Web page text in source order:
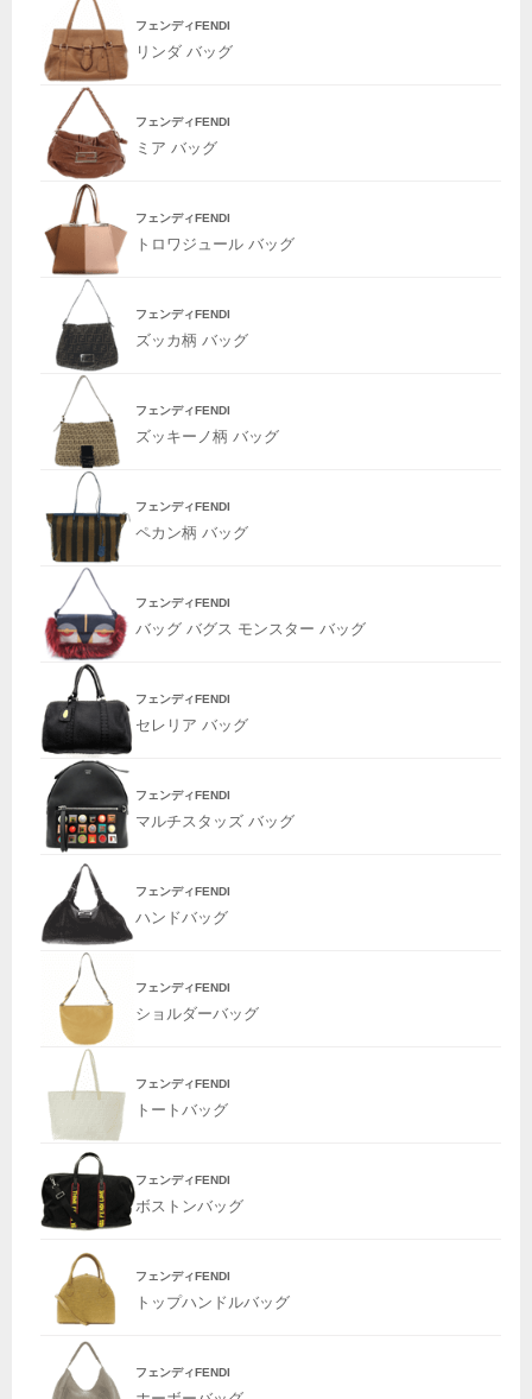
フェンディFENDI
リンダ バッグ
フェンディFENDI
ミア バッグ
フェンディFENDI
トロワジュール バッグ
フェンディFENDI
ズッカ柄 バッグ
フェンディFENDI
ズッキーノ柄 バッグ
フェンディFENDI
ペカン柄 バッグ
フェンディFENDI
バッグ バグス モンスター バッグ
フェンディFENDI
セレリア バッグ
フェンディFENDI
マルチスタッズ バッグ
フェンディFENDI
ハンドバッグ
フェンディFENDI
ショルダーバッグ
フェンディFENDI
トートバッグ
フェンディFENDI
ボストンバッグ
フェンディFENDI
トップハンドルバッグ
フェンディFENDI